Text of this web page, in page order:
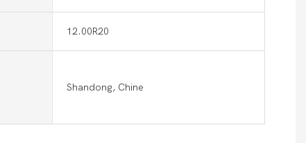
12.00R20
Shandong, Chine